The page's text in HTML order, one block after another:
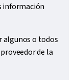
información
algunos o todos
de la